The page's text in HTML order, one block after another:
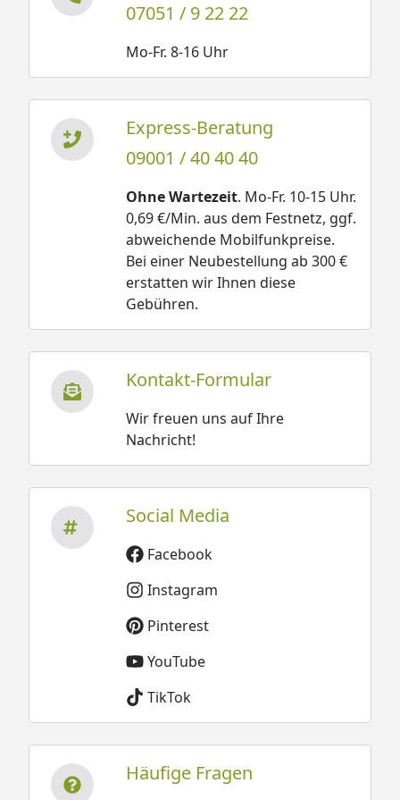
07051 / 9 22 22
Mo-Fr. 8-16 Uhr
Express-Beratung
09001 / 40 40 40
Ohne Wartezeit. Mo-Fr. 10-15 Uhr.
0,69 €/Min. aus dem Festnetz, ggf.
abweichende Mobilfunkpreise.
Bei einer Neubestellung ab 300 €
erstatten wir Ihnen diese
Gebühren.
Kontakt-Formular
Wir freuen uns auf Ihre
Nachricht!
Social Media
Facebook
Instagram
Pinterest
YouTube
TikTok
Häufige Fragen